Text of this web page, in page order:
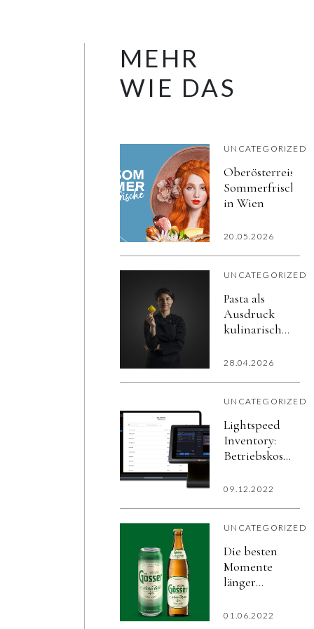
MEHR
WIE DAS
UNCATEGORIZED
Sommerfrische
in Wien
20.05.2026
UNCATEGORIZED
Pasta als
Ausdruck
kulinarischer
PASTERIA®
28.04.2026
UNCATEGORIZED
Lightspeed
Inventory:
Betriebskosten
09.12.2022
UNCATEGORIZED
Die besten
Momente
länger
Mit dem
01.06.2022